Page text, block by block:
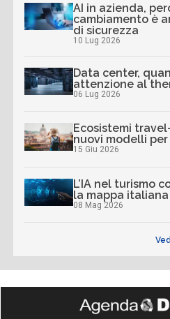
AI in azienda,
cambiamento è
di sicurezza
10 Lug 2026
Data center,
attenzione al
06 Lug 2026
Ecosistemi
nuovi modelli
15 Giu 2026
L’IA nel turismo
la mappa
08 Mag 2026